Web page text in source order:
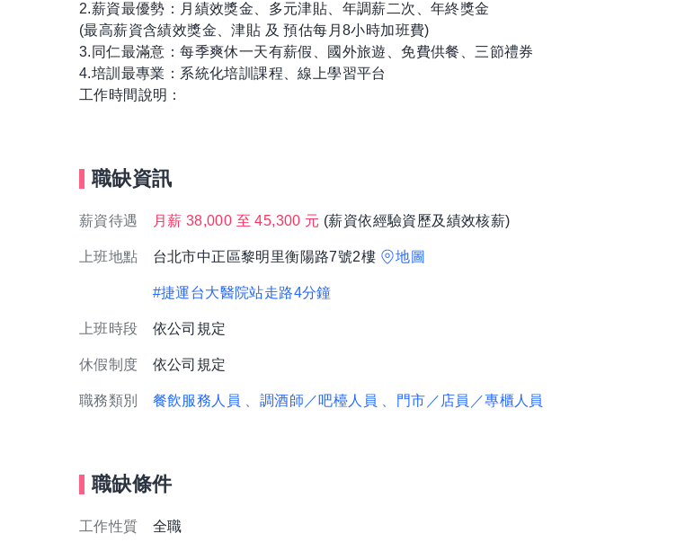
2.薪資最優勢：月績效獎金、多元津貼、年調薪二次、年終獎金
(最高薪資含績效獎金、津貼 及 預估每月8小時加班費)
3.同仁最滿意：每季爽休一天有薪假、國外旅遊、免費供餐、三節禮券
4.培訓最專業：系統化培訓課程、線上學習平台
工作時間說明：
職缺資訊
薪資待遇 月薪 38,000 至 45,300 元 (薪資依經驗資歷及績效核薪)
上班地點 台北市中正區黎明里衡陽路7號2樓 地圖
#捷運台大醫院站走路4分鐘
上班時段 依公司規定
休假制度 依公司規定
職務類別 餐飲服務人員 、調酒師／吧檯人員 、門市／店員／專櫃人員
職缺條件
工作性質 全職